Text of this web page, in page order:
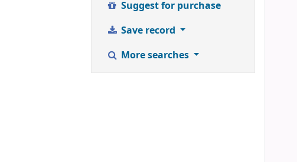
Suggest for purchase
Save record
More searches